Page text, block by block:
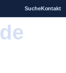
SucheKontakt